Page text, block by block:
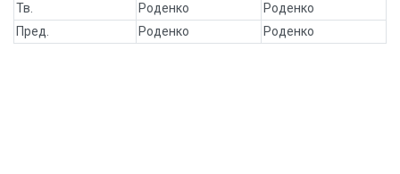
Тв.
Роденко
Роденко
Пред.
Роденко Роденко